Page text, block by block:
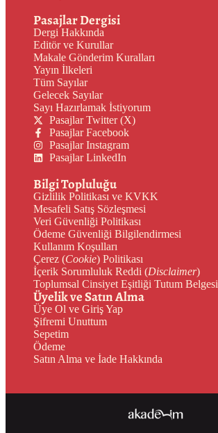
Pasajlar Dergisi
Dergi Hakkında
Editör ve Kurullar
Makale Gönderim Kuralları
Yayın İlkeleri
Tüm Sayılar
Gelecek Sayılar
Sayı Hazırlamak İstiyorum
Pasajlar Twitter (X)
Pasajlar Facebook
Pasajlar Instagram
Pasajlar LinkedIn
Bilgi Topluluğu
Gizlilik Politikası ve KVKK
Mesafeli Satış Sözleşmesi
Veri Güvenliği Politikası
Ödeme Güvenliği Bilgilendirmesi
Kullanım Koşulları
Çerez (Cookie) Politikası
İçerik Sorumluluk Reddi (Disclaimer)
Toplumsal Cinsiyet Eşitliği Tutum Belgesi
Üyelik ve Satın Alma
Üye Ol ve Giriş Yap
Şifremi Unuttum
Sepetim
Ödeme
Satın Alma ve İade Hakkında